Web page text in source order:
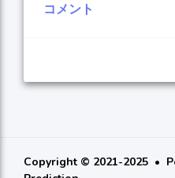
コメント
Copyright © 2021-2025